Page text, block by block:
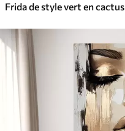
Frida de style vert en cactus